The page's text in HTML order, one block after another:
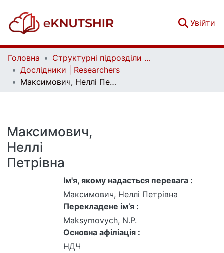
Увійти
Головна
Структурні підрозділи Київського національного університету імені Тараса Шевченка та Організації | Faculties, Institutes and Departments of Taras Shevchenko National University of Kyiv and Organizations
Дослідники | Researchers
Максимович, Неллі Петрівна
Максимович,
Неллі
Петрівна
Ім'я, якому надається перевага :
Максимович, Неллі Петрівна
Перекладене ім’я :
Maksymovych, N.P.
Основна афіліація :
НДЧ